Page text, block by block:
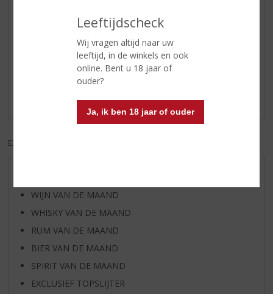
Leeftijdscheck
Wij vragen altijd naar uw
leeftijd, in de winkels en ook
online. Bent u 18 jaar of
ouder?
Ja, ik ben 18 jaar of ouder
Reviews
Schrijf een review
Er zijn nog geen reviews geplaatst voor dit product
EXCL. BTW
WIJN VAN DE MAAND
WHISKY VAN DE MAAND
RUM VAN DE MAAND
BIER VAN DE MAAND
SPIRIT VAN DE MAAND
EXCLUSIEF TOPSLIJTER